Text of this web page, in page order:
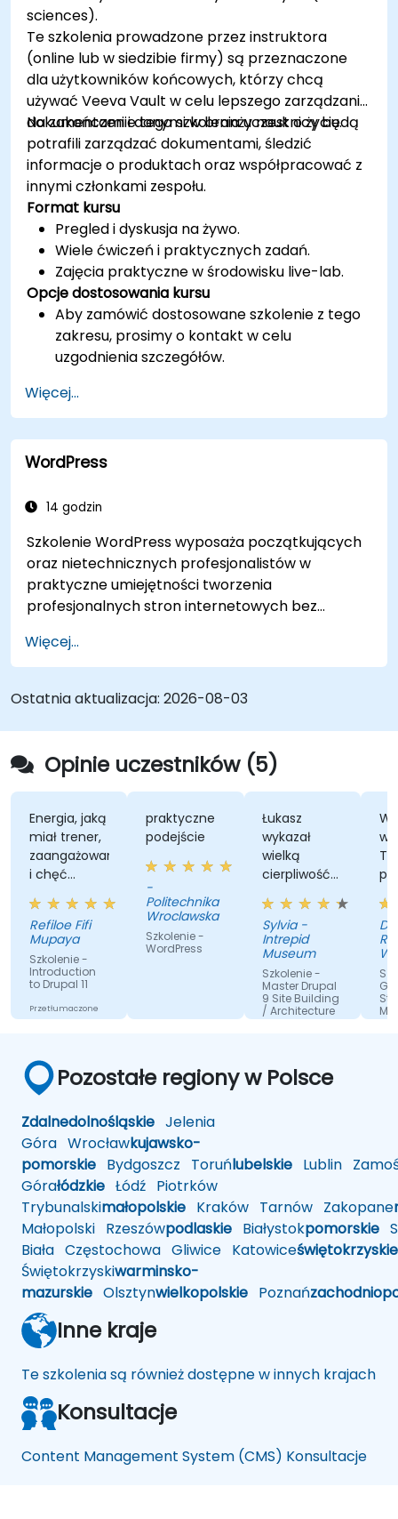
tworzeniu aplikacji Shopify.
sciences).
Te szkolenia prowadzone przez instruktora
(online lub w siedzibie firmy) są przeznaczone
dla użytkowników końcowych, którzy chcą
używać Veeva Vault w celu lepszego zarządzania
dokumentami i danymi w branży nauk o życiu.
Na zakończenie tego szkolenia uczestnicy będą
potrafili zarządzać dokumentami, śledzić
informacje o produktach oraz współpracować z
innymi członkami zespołu.
Format kursu
Pregled i dyskusja na żywo.
Wiele ćwiczeń i praktycznych zadań.
Zajęcia praktyczne w środowisku live-lab.
Opcje dostosowania kursu
Aby zamówić dostosowane szkolenie z tego
zakresu, prosimy o kontakt w celu
uzgodnienia szczegółów.
Więcej...
WordPress
14 godzin
Szkolenie WordPress wyposaża początkujących
oraz nietechnicznych profesjonalistów w
praktyczne umiejętności tworzenia
profesjonalnych stron internetowych bez
podstawowe zasady instalacji WordPress,
zarządzania treścią za pomocą wpisów, stron i
mediów oraz opcji konfiguracji. Prezentuje
sprawdzone metody wyboru między
WordPress.com a WordPress.org, wyboru i
dostosowywania motywów, zarządzania
wtyczkami oraz konfiguracji ustawień strony.
Pomaga osobom w tworzeniu i utrzymywaniu
własnych stron internetowych z pewnością
siebie.
Więcej...
Ostatnia aktualizacja: 2026-08-03
Opinie uczestników (5)
jaką
trener,
Fifi
-
Drupal 11
praktyczne
podejście
Politechnika
Wroclawska
Szkolenie -
WordPress
Łukasz
wykazał
wielką
cierpliwość i
dokładnie
odpowiedział
na wszystkie
pytania.
Sylvia -
Intrepid
Museum
Szkolenie -
Master Drupal
9 Site Building
/ Architecture
inteligencję
wiedza
Trenera,
sposób
Donata
Polska
spolka z
Szkolenie
Getting
Started
Magento
Pozostałe regiony w Polsce
Zdalnedolnośląskie Jelenia
Góra Wrocławkujawsko-
pomorskie Bydgoszcz Toruńlubelskie Lublin
Górałódzkie Łódź Piotrków
Trybunalskimałopolskie Kraków Tarnów Zakopane
Małopolski Rzeszówpodlaskie Białystokpomorskie
Biała Częstochowa Gliwice Katowiceświętokrzyskie
Świętokrzyskiwarminsko-
mazurskie Olsztynwielkopolskie Poznań
Inne kraje
Te szkolenia są również dostępne w innych krajach
Konsultacje
Content Management System (CMS) Konsultacje